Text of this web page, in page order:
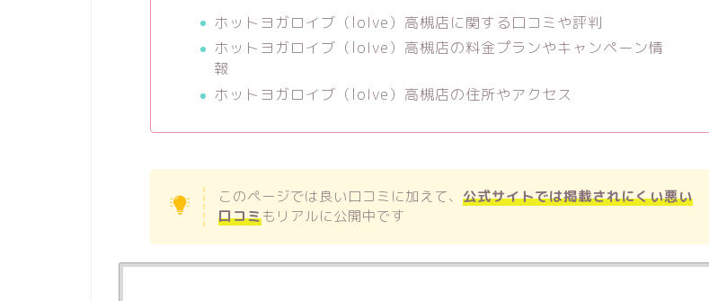
ホットヨガロイブ（loIve）高槻店に関する口コミや評判
ホットヨガロイブ（loIve）高槻店の料金プランやキャンペーン情
報
ホットヨガロイブ（loIve）高槻店の住所やアクセス
このページでは良い口コミに加えて、 公式サイトでは掲載されにくい悪い
口コミもリアルに公開中です